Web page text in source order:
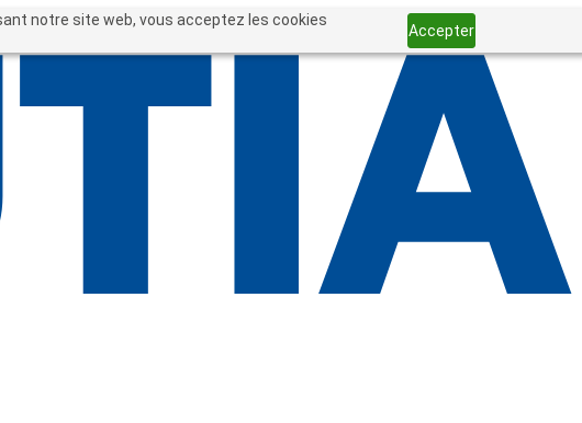
notre site web, vous acceptez les cookies
Accepter